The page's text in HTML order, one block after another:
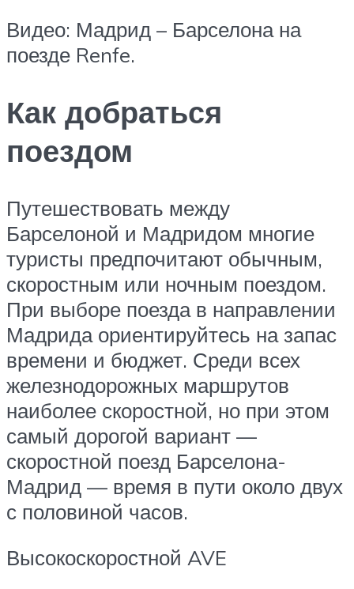
Видео: Мадрид – Барселона на
поезде Renfe.
Как добраться
поездом
Путешествовать между
Барселоной и Мадридом многие
туристы предпочитают обычным,
скоростным или ночным поездом.
При выборе поезда в направлении
Мадрида ориентируйтесь на запас
времени и бюджет. Среди всех
железнодорожных маршрутов
наиболее скоростной, но при этом
самый дорогой вариант —
скоростной поезд Барселона-
Мадрид — время в пути около двух
с половиной часов.
Высокоскоростной AVE